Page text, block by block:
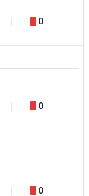
0
0
0